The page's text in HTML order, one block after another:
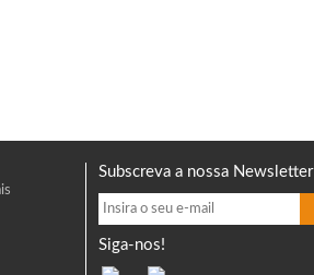
Subscreva a nossa Newsletter
Siga-nos!